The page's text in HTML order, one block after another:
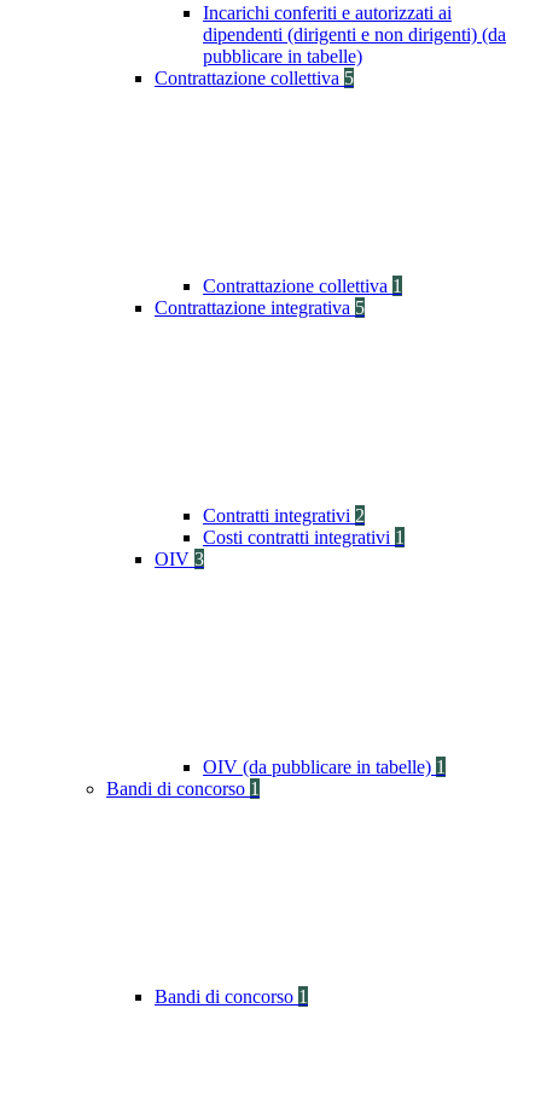
Incarichi conferiti e autorizzati ai
dipendenti (dirigenti e non dirigenti) (da
pubblicare in tabelle)
Contrattazione collettiva 5
Contrattazione collettiva 1
Contrattazione integrativa 5
Contratti integrativi 2
Costi contratti integrativi 1
OIV 3
OIV (da pubblicare in tabelle) 1
Bandi di concorso 1
Bandi di concorso 1